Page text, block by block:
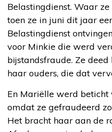
Belastingdienst. Waar
toen ze in juni dit jaar
Belastingdienst
voor Minkie die werd
bijstandsfraude. Ze
haar ouders, die dat
En Mariëlle werd beticht
omdat ze gefraudeerd
Het bracht haar aan de